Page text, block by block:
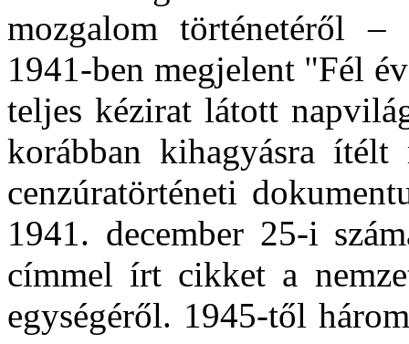
mozgalom történetéről –
1941-ben megjelent "Fél
teljes kézirat látott
korábban kihagyásra
cenzúratörténeti
1941. december 25-i
címmel írt cikket a
egységéről. 1945-től